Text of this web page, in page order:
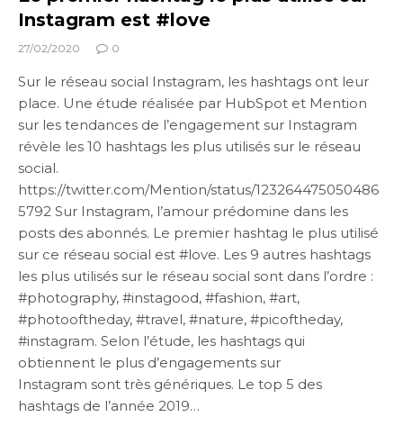
Instagram est #love
27/02/2020 0
Sur le réseau social Instagram, les hashtags ont leur
place. Une étude réalisée par HubSpot et Mention
sur les tendances de l’engagement sur Instagram
révèle les 10 hashtags les plus utilisés sur le réseau
social.
https://twitter.com/Mention/status/123264475050486
5792 Sur Instagram, l’amour prédomine dans les
posts des abonnés. Le premier hashtag le plus utilisé
sur ce réseau social est #love. Les 9 autres hashtags
les plus utilisés sur le réseau social sont dans l’ordre :
#photography, #instagood, #fashion, #art,
#photooftheday, #travel, #nature, #picoftheday,
#instagram. Selon l’étude, les hashtags qui
obtiennent le plus d’engagements sur
Instagram sont très génériques. Le top 5 des
hashtags de l’année 2019…